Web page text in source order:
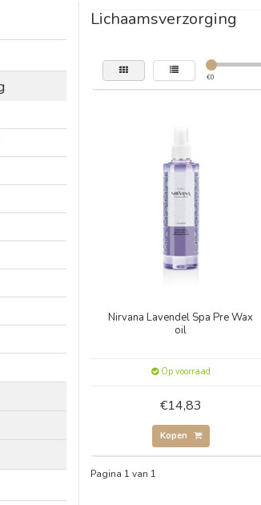
Lichaamsverzorging
€0
Nirvana Lavendel Spa Pre Wax
oil
Op voorraad
€14,83
Kopen
Pagina 1 van 1